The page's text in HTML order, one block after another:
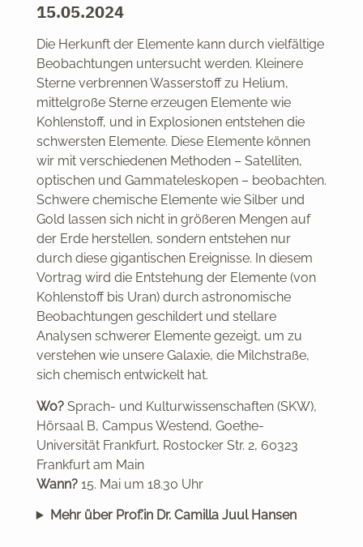
15.05.2024
Die Herkunft der Elemente kann durch vielfältige
Beobachtungen untersucht werden. Kleinere
Sterne verbrennen Wasserstoff zu Helium,
mittelgroße Sterne erzeugen Elemente wie
Kohlenstoff, und in Explosionen entstehen die
schwersten Elemente. Diese Elemente können
wir mit verschiedenen Methoden – Satelliten,
optischen und Gammateleskopen – beobachten.
Schwere chemische Elemente wie Silber und
Gold lassen sich nicht in größeren Mengen auf
der Erde herstellen, sondern entstehen nur
durch diese gigantischen Ereignisse. In diesem
Vortrag wird die Entstehung der Elemente (von
Kohlenstoff bis Uran) durch astronomische
Beobachtungen geschildert und stellare
Analysen schwerer Elemente gezeigt, um zu
verstehen wie unsere Galaxie, die Milchstraße,
sich chemisch entwickelt hat.
Wo? Sprach- und Kulturwissenschaften (SKW),
Hörsaal B, Campus Westend, Goethe-
Universität Frankfurt, Rostocker Str. 2, 60323
Frankfurt am Main
Wann?15. Mai um 18.30 Uhr
Mehr über Prof.’in Dr. Camilla Juul Hansen